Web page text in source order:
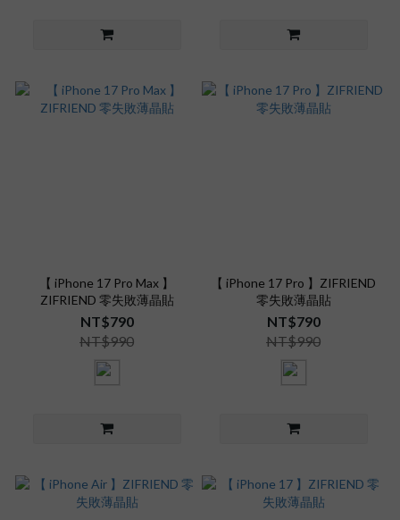
【 iPhone 17 Pro Max 】
ZIFRIEND 零失敗薄晶貼
NT$790
NT$990
【 iPhone 17 Pro 】ZIFRIEND
零失敗薄晶貼
NT$790
NT$990